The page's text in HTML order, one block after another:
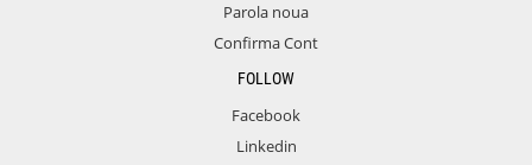
Parola noua
Confirma Cont
FOLLOW
Facebook
Linkedin